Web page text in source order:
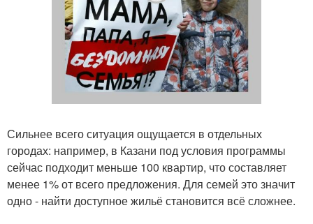
Сильнее всего ситуация ощущается в отдельных
городах: например, в Казани под условия программы
сейчас подходит меньше 100 квартир, что составляет
менее 1% от всего предложения. Для семей это значит
одно - найти доступное жильё становится всё сложнее.